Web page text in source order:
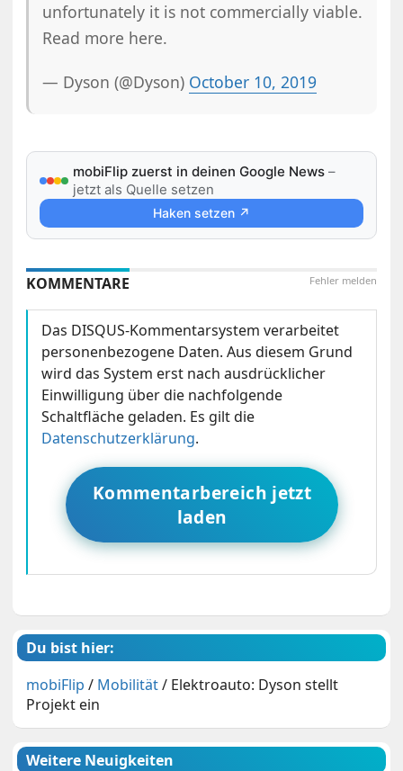
unfortunately it is not commercially viable.
Read more here.
— Dyson (@Dyson) October 10, 2019
mobiFlip zuerst in deinen Google News –
jetzt als Quelle setzen
Haken setzen ↗
Fehler melden
KOMMENTARE
Das DISQUS-Kommentarsystem verarbeitet
personenbezogene Daten. Aus diesem Grund
wird das System erst nach ausdrücklicher
Einwilligung über die nachfolgende
Schaltfläche geladen. Es gilt die
Datenschutzerklärung.
Kommentarbereich jetzt
laden
Du bist hier:
mobiFlip / Mobilität/ Elektroauto: Dyson stellt
Projekt ein
Weitere Neuigkeiten